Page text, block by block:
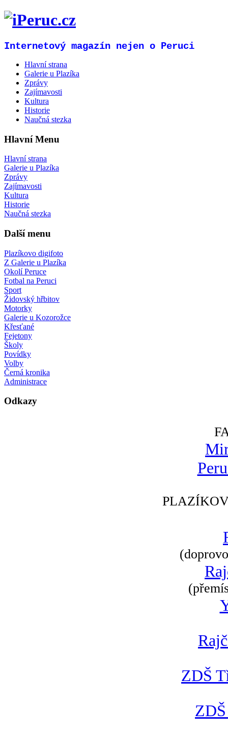
Internetový magazín nejen o Peruci
Hlavní strana
Galerie u Plazíka
Zprávy
Zajímavosti
Kultura
Historie
Naučná stezka
Hlavní Menu
Hlavní strana
Galerie u Plazíka
Zprávy
Zajímavosti
Kultura
Historie
Naučná stezka
Další menu
Plazíkovo digifoto
Z Galerie u Plazíka
Okolí Peruce
Fotbal na Peruci
Sport
Židovský hřbitov
Motorky
Galerie u Kozorožce
Křesťané
Fejetony
Školy
Povídky
Volby
Černá kronika
Administrace
Odkazy
ZDŠ